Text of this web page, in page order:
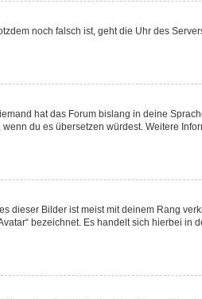
noch falsch ist, geht die Uhr des
hat das Forum bislang in deine
du es übersetzen würdest. Weitere
dieser Bilder ist meist mit deinem Rang
bezeichnet. Es handelt sich hierbei